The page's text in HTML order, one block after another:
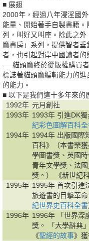
■ 展翅
2000年，經過八年浸淫國
能量、開始著手自製書籍
列，叫好又叫座。除此之
鷹書房」系列，提供智者
者，也引起對岸中國讀者
──貓頭鷹終於從版權購買
標誌著貓頭鷹編輯能力的
的能力。
■ 以下是我們這十多年來的
1992年 元月創社
1993年 1993年 引進DK
紀彩色圖解百科
1994年 1994年 出版國際
百科》（本書榮
學圖書獎、英國
青年文學獎、法
獎。） 《新世紀
1995年 1995年 首次引進
旅遊書的目擊革
紀世界史百科全書
1996年 1996年 「世界深
獎。 「大學辭典
《聖經的故事》